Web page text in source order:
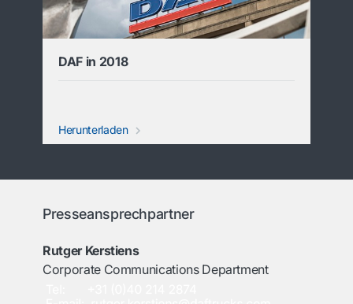
DAF in 2018
Herunterladen
Presseansprechpartner
Rutger Kerstiens
Corporate Communications Department